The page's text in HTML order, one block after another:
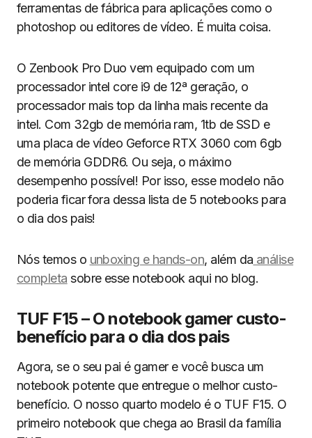
ferramentas de fábrica para aplicações como o
photoshop ou editores de vídeo. É muita coisa.
O Zenbook Pro Duo vem equipado com um
processador intel core i9 de 12ª geração, o
processador mais top da linha mais recente da
intel. Com 32gb de memória ram, 1tb de SSD e
uma placa de vídeo Geforce RTX 3060 com 6gb
de memória GDDR6. Ou seja, o máximo
desempenho possível! Por isso, esse modelo não
poderia ficar fora dessa lista de 5 notebooks para
o dia dos pais!
Nós temos o unboxing e hands-on, além da análise
completa sobre esse notebook aqui no blog.
TUF F15 – O notebook gamer custo-
benefício para o dia dos pais
Agora, se o seu pai é gamer e você busca um
notebook potente que entregue o melhor custo-
benefício. O nosso quarto modelo é o TUF F15. O
primeiro notebook que chega ao Brasil da família